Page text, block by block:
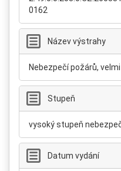
0162
Název výstrahy
Nebezpečí požárů,
Stupeň
vysoký stupeň
Datum vydání